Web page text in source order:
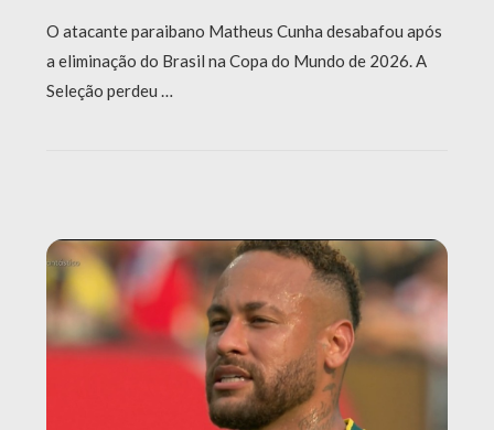
O atacante paraibano Matheus Cunha desabafou após
a eliminação do Brasil na Copa do Mundo de 2026. A
Seleção perdeu …